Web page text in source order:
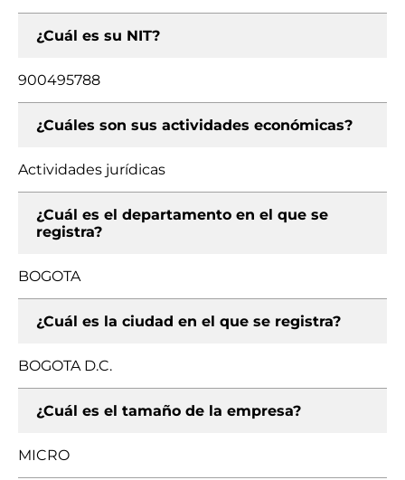
¿Cuál es su NIT?
900495788
¿Cuáles son sus actividades económicas?
Actividades jurídicas
¿Cuál es el departamento en el que se
registra?
BOGOTA
¿Cuál es la ciudad en el que se registra?
BOGOTA D.C.
¿Cuál es el tamaño de la empresa?
MICRO